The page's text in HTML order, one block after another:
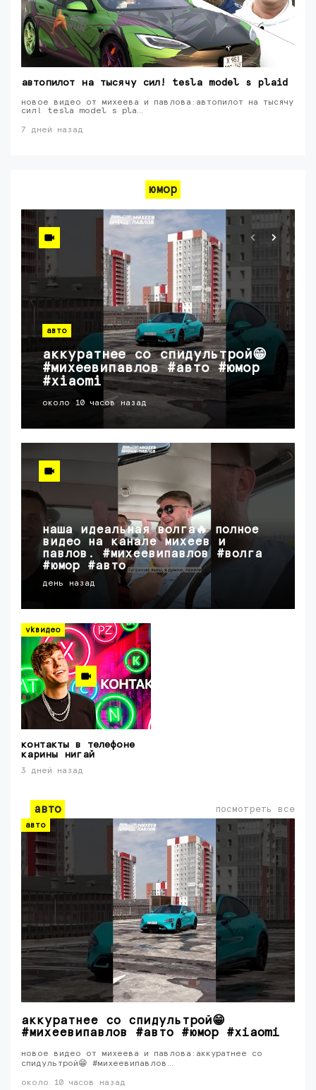
автопилот на тысячу сил! tesla model s plaid
новое видео от михеева и павлова:автопилот на тысячу
сил! tesla model s pla…
7 дней назад
юмор
авто
аккуратнее со спидультрой😁
#михеевипавлов #авто #юмор
#xiaomi
около 10 часов назад
наша идеальная волга🔥 полное
видео на канале михеев и
павлов. #михеевипавлов #волга
#юмор #авто
день назад
vkвидео
контакты в телефоне
карины нигай
3 дней назад
авто посмотреть все
авто
аккуратнее со спидультрой😁
#михеевипавлов #авто #юмор #xiaomi
новое видео от михеева и павлова:аккуратнее со
спидультрой😁 #михеевипавлов…
около 10 часов назад